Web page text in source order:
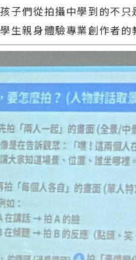
子們從拍攝中學到的不
生親身體驗專業創作者的